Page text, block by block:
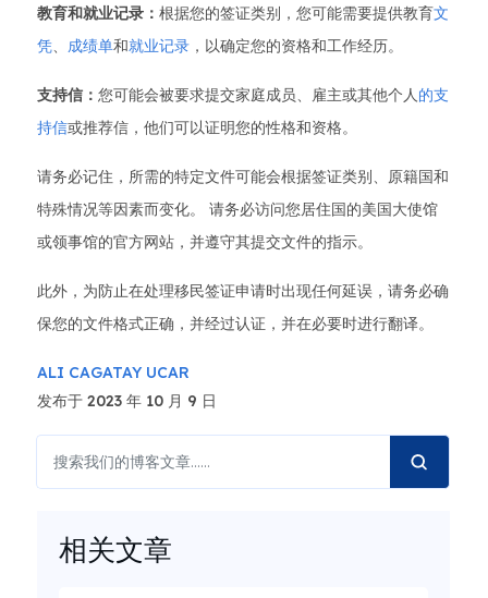
教育和就业记录： 根据您的签证类别，您可能需要提供教育文
凭、 成绩单和就业记录 ，以确定您的资格和工作经历。
支持信： 您可能会被要求提交家庭成员、雇主或其他个人的支
持信或推荐信，他们可以证明您的性格和资格。
请务必记住，所需的特定文件可能会根据签证类别、原籍国和
特殊情况等因素而变化。 请务必访问您居住国的美国大使馆
或领事馆的官方网站，并遵守其提交文件的指示。
此外，为防止在处理移民签证申请时出现任何延误，请务必确
保您的文件格式正确，并经过认证，并在必要时进行翻译。
ALI CAGATAY UCAR
发布于 2023 年 10 月 9 日
相关文章